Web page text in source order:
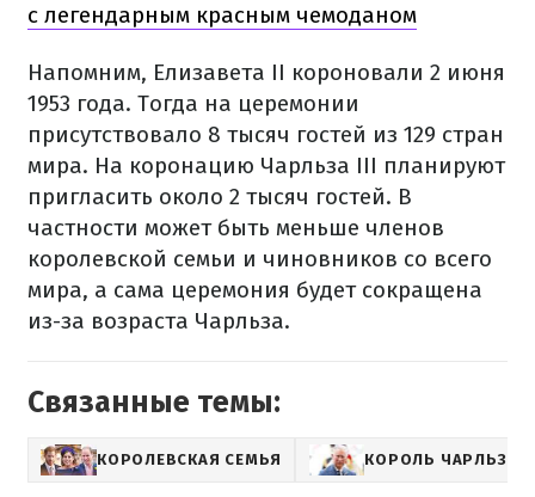
с легендарным красным чемоданом
Напомним, Елизавета II короновали 2 июня
1953 года. Тогда на церемонии
присутствовало 8 тысяч гостей из 129 стран
мира. На коронацию Чарльза III планируют
пригласить около 2 тысяч гостей. В
частности может быть меньше членов
королевской семьи и чиновников со всего
мира, а сама церемония будет сокращена
из-за возраста Чарльза.
Связанные темы:
КОРОЛЕВСКАЯ СЕМЬЯ КОРОЛЬ ЧАРЛЬЗ III